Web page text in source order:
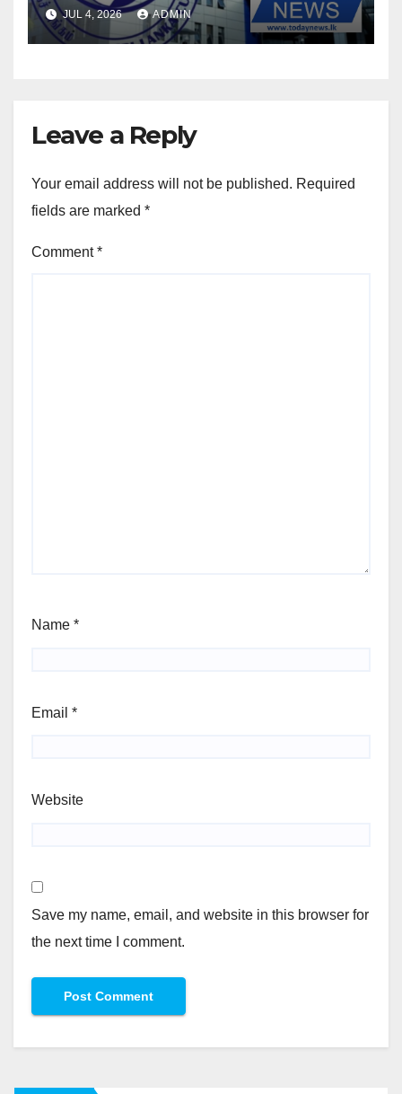
JUL 4, 2026 ADMIN
Leave a Reply
Your email address will not be published. Required
fields are marked *
Comment*
Name *
Email *
Website
Save my name, email, and website in this browser for
the next time I comment.